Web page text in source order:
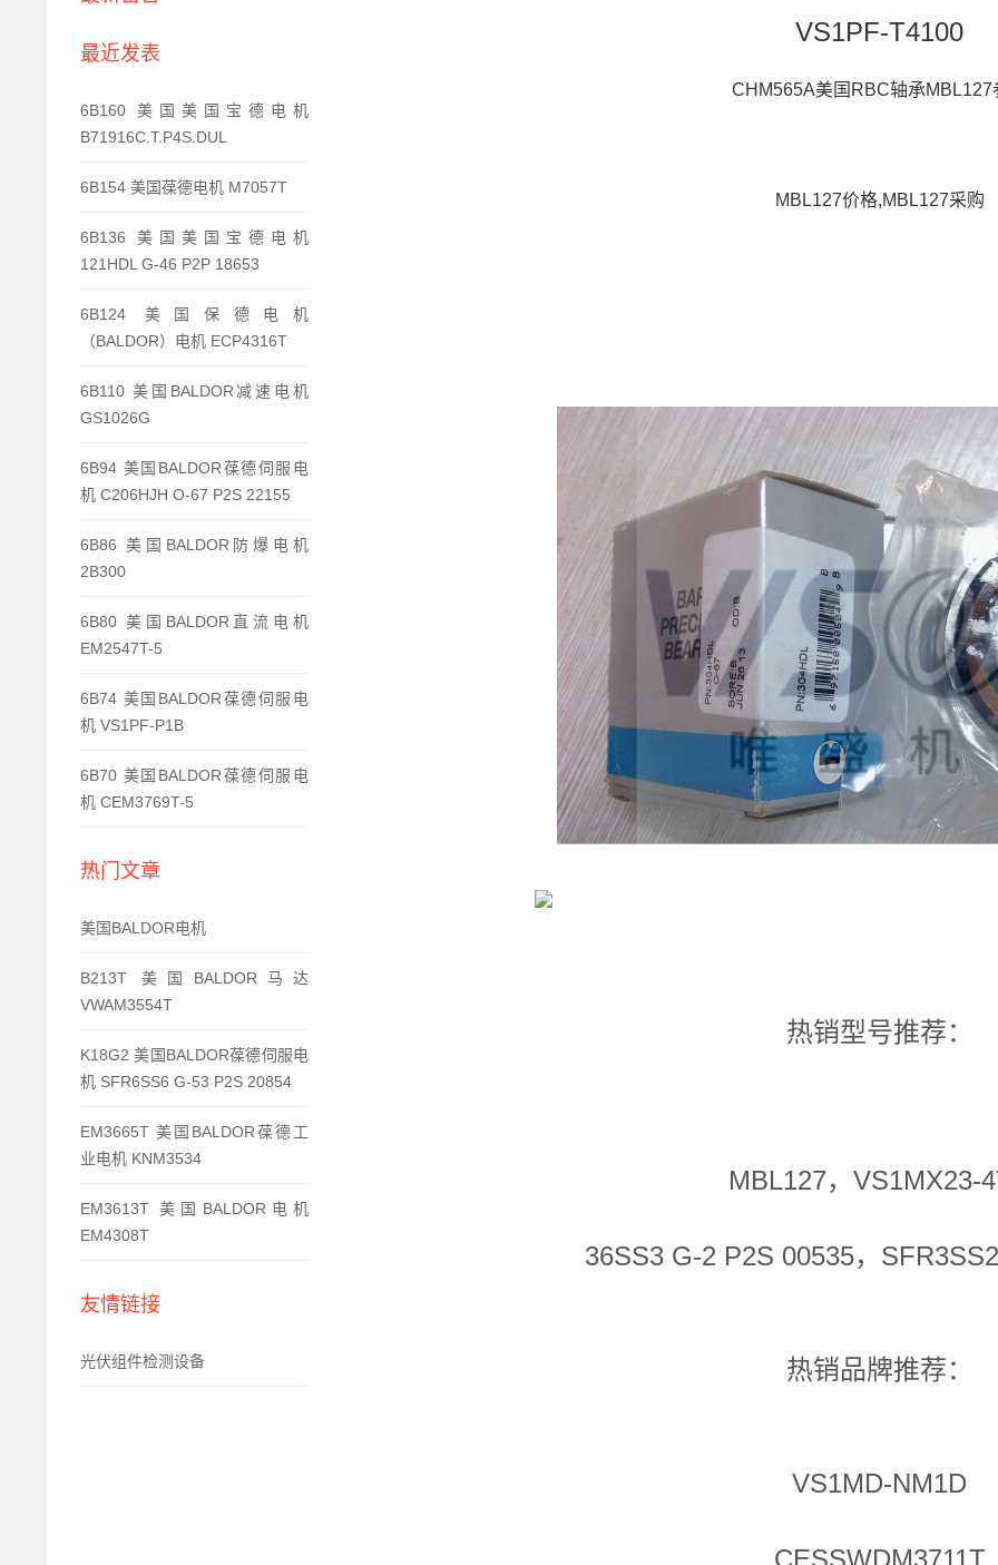
最近发表
6B160 美国美国宝德电机
B71916C.T.P4S.DUL
6B154 美国葆德电机 M7057T
6B136 美国美国宝德电机
121HDL G-46 P2P 18653
6B124 美国保德电机
（BALDOR）电机 ECP4316T
6B110 美国BALDOR减速电机
GS1026G
6B94 美国BALDOR葆德伺服电
机 C206HJH O-67 P2S 22155
6B86 美国BALDOR防爆电机
2B300
6B80 美国BALDOR直流电机
EM2547T-5
6B74 美国BALDOR葆德伺服电
机 VS1PF-P1B
6B70 美国BALDOR葆德伺服电
机 CEM3769T-5
热门文章
美国BALDOR电机
B213T 美国BALDOR马达
VWAM3554T
K18G2 美国BALDOR葆德伺服电
机 SFR6SS6 G-53 P2S 20854
EM3665T 美国BALDOR葆德工
业电机 KNM3534
EM3613T 美国BALDOR电机
EM4308T
友情链接
光伏组件检测设备
VS1PF-T4100
CHM565A美国RBC轴承MBL127
MBL127价格,MBL127采购
热销型号推荐：
MBL127，VS1MX23-
36SS3 G-2 P2S 00535，
热销品牌推荐：
VS1MD-NM1D
CESSWDM3711T